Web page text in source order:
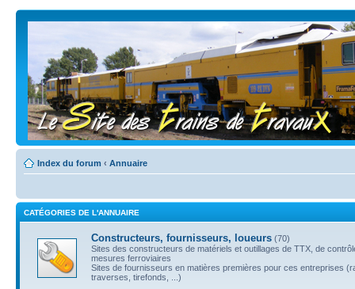
Index du forum ‹ Annuaire
CATÉGORIES DE L'ANNUAIRE
Constructeurs, fournisseurs, loueurs (70)
Sites des constructeurs de matériels et outillages de TTX, de
mesures ferroviaires
Sites de fournisseurs en matières premières pour ces entreprises
traverses, tirefonds, ...)